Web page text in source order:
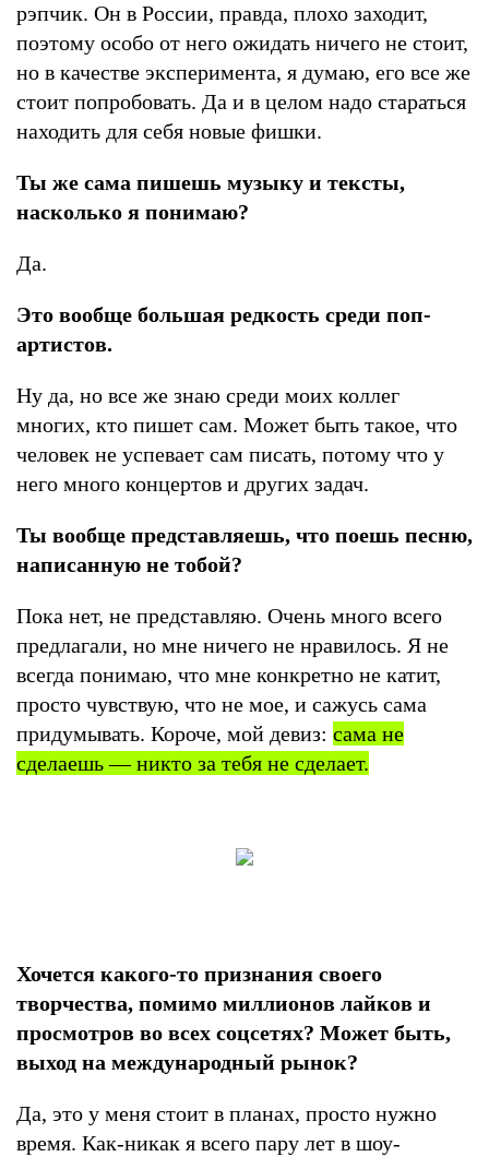
рэпчик. Он в России, правда, плохо заходит,
поэтому особо от него ожидать ничего не стоит,
но в качестве эксперимента, я думаю, его все же
стоит попробовать. Да и в целом надо стараться
находить для себя новые фишки.
Ты же сама пишешь музыку и тексты,
насколько я понимаю?
Да.
Это вообще большая редкость среди поп-
артистов.
Ну да, но все же знаю среди моих коллег
многих, кто пишет сам. Может быть такое, что
человек не успевает сам писать, потому что у
него много концертов и других задач.
Ты вообще представляешь, что поешь песню,
написанную не тобой?
Пока нет, не представляю. Очень много всего
предлагали, но мне ничего не нравилось. Я не
всегда понимаю, что мне конкретно не катит,
просто чувствую, что не мое, и сажусь сама
придумывать. Короче, мой девиз: сама не
сделаешь — никто за тебя не сделает.
Хочется какого-то признания своего
творчества, помимо миллионов лайков и
просмотров во всех соцсетях? Может быть,
выход на международный рынок?
Да, это у меня стоит в планах, просто нужно
время. Как-никак я всего пару лет в шоу-